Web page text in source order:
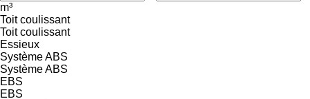
m³
Toit coulissant
Toit coulissant
Essieux
Système ABS
Système ABS
EBS
EBS